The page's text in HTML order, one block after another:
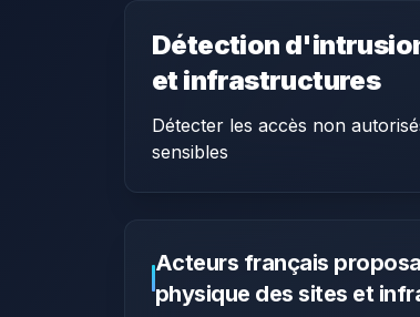
Détection
et infrastructures
Détecter les accès non
sensibles
Acteurs français
physique des sites et